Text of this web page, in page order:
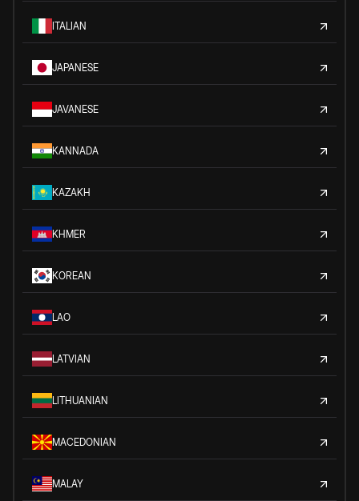
ITALIAN
JAPANESE
JAVANESE
KANNADA
KAZAKH
KHMER
KOREAN
LAO
LATVIAN
LITHUANIAN
MACEDONIAN
MALAY